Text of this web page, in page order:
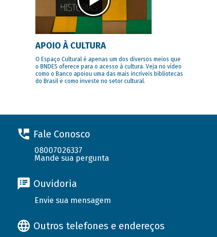
APOIO À CULTURA
O Espaço Cultural é apenas um dos diversos meios que
o BNDES oferece para o acesso à cultura. Veja no vídeo
como o Banco apoiou uma das mais incríveis bibliotecas
do Brasil e como investe no setor cultural.
Fale Conosco
08007026337
Mande sua pergunta
Ouvidoria
Envie sua mensagem
Outros telefones e endereços